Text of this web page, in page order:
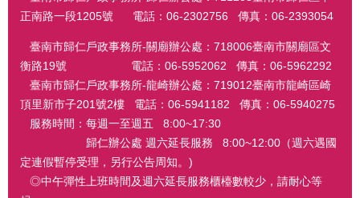
正南路一段1205號 電話：06-2302756 傳真：06-2393054
臺南市歸仁戶政事務所-關廟辦公處：718006臺南市關廟區文
衡路19號 電話：06-5952062 傳真：06-5962292
臺南市歸仁戶政事務所-龍崎辦公處：719012臺南市龍崎區崎
頂里新市子201號2樓 電話：06-5941182 傳真：06-5940275
服務時間：每週一至週五 8:00~17:30
歸仁辦公處 週六延長服務 8:00~12:00（週六遇國
定連假暫停受理，另行公告周知。)
◎中午彈性上班時間及週六延長服務櫃檯數較少，請耐心等